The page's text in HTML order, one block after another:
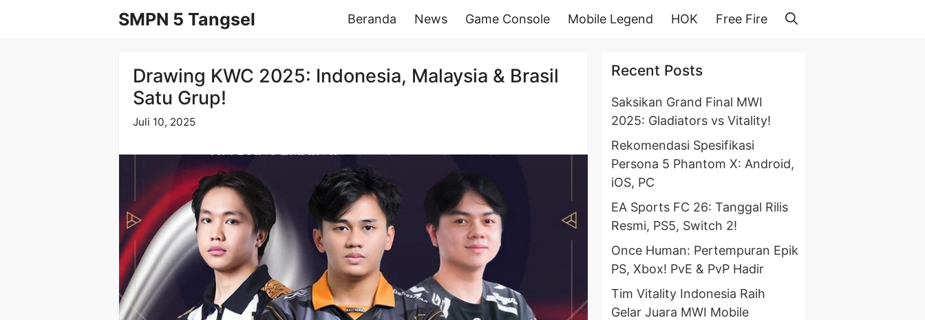
SMPN 5 Tangsel Beranda News Game Console Mobile Legend HOK Free Fire
Drawing KWC 2025: Indonesia, Malaysia & Brasil
Satu Grup!
Juli 10, 2025
Recent Posts
Saksikan Grand Final MWI
2025: Gladiators vs Vitality!
Rekomendasi Spesifikasi
Persona 5 Phantom X: Android,
iOS, PC
EA Sports FC 26: Tanggal Rilis
Resmi, PS5, Switch 2!
Once Human: Pertempuran Epik
PS, Xbox! PvE & PvP Hadir
Tim Vitality Indonesia Raih
Gelar Juara MWI Mobile